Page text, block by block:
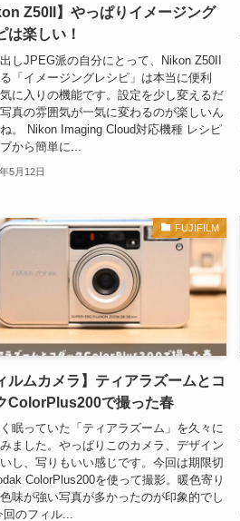
Z50II】やっぱりイメージング
は楽しい！
しJPEG派の自分にとって、Nikon Z50II
「イメージングレシピ」は本当に便利
に入りの機能です。設定を少し変えるだ
真の雰囲気が一気に変わるのが楽しいん
。 Nikon Imaging Cloud対応機種 レシピ
から簡単に...
5月12日
FUJIFILM
ルムカメラ】ティアラズームとコ
ColorPlus200で撮った春
眠っていた「ティアラズーム」を久々に
ました。やっぱりこのカメラ、デザイン
し、写りもいい感じです。今回は期限切
ColorPlus200を使って撮影。暖色寄り
味が強い写真が多かったのが印象的でし
回のフィル...